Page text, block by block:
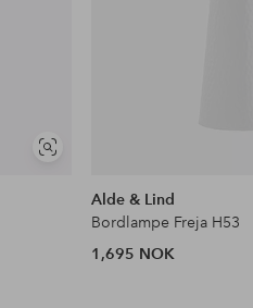
Vis
Alde & Lind
Bordlampe Freja H53
1,695 NOK